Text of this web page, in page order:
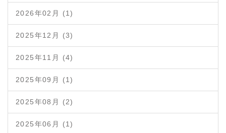
2026年02月 (1)
2025年12月 (3)
2025年11月 (4)
2025年09月 (1)
2025年08月 (2)
2025年06月 (1)